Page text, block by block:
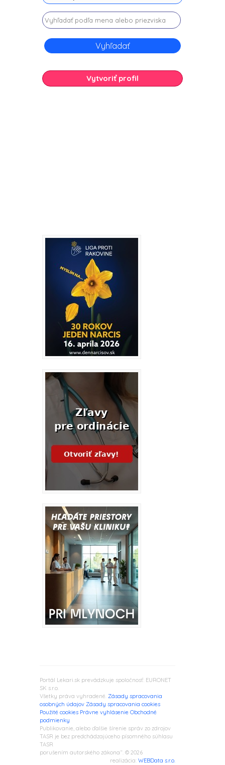
Vytvoriť profil
Portál Lekari.sk prevádzkuje spoločnosť: EURONET
SK s.r.o.
Všetky práva vyhradené. Zásady spracovania
osobných údajov Zásady spracovania cookies
Použité cookies Právne vyhlásenie Obchodné
podmienky
Publikovanie, alebo ďalšie šírenie správ zo zdrojov
TASR je bez predchádzajúceho písomného súhlasu
TASR
porušením autorského zákona“. © 2026
realizácia: WEBData s.r.o.